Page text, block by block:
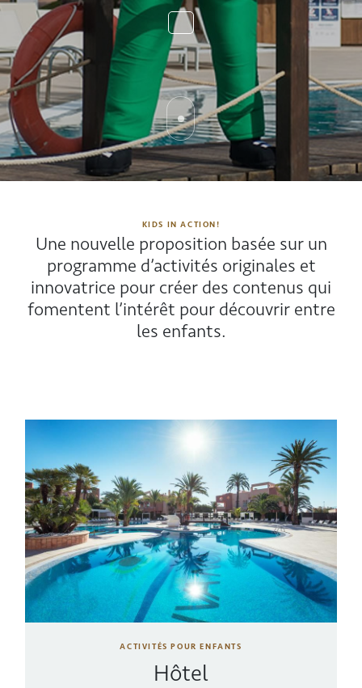
KIDS IN ACTION!
Une nouvelle proposition basée sur un
programme d’activités originales et
innovatrice pour créer des contenus qui
fomentent l’intérêt pour découvrir entre
les enfants.
ACTIVITÉS POUR ENFANTS
Hôtel